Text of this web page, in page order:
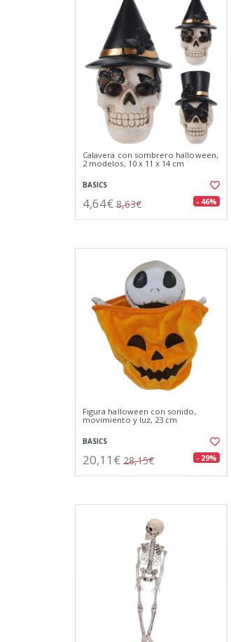
Calavera con sombrero halloween,
2 modelos, 10 x 11 x 14 cm
BASICS
4,64€ 8,63€ - 46%
Figura halloween con sonido,
movimiento y luz, 23 cm
BASICS
20,11€ 28,15€ - 29%